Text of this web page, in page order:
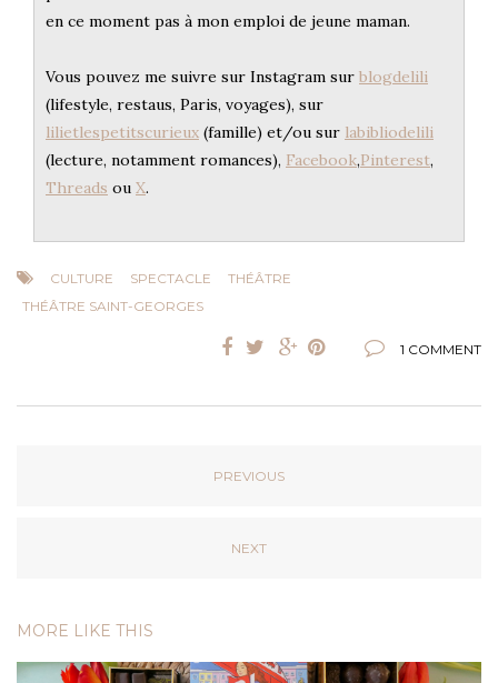
en ce moment pas à mon emploi de jeune maman.
Vous pouvez me suivre sur Instagram sur blogdelili
(lifestyle, restaus, Paris, voyages), sur
lilietlespetitscurieux (famille) et/ou sur labibliodelili
(lecture, notamment romances), Facebook,Pinterest,
Threads ou X.
CULTURE SPECTACLE
THÉÂTRE
THÉÂTRE SAINT-GEORGES
1 COMMENT
PREVIOUS
NEXT
MORE LIKE THIS